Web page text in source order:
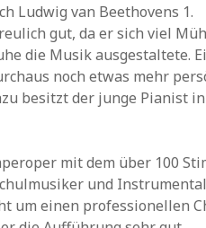
Ludwig van Beethovens 1.
gut, da er sich viel
die Musik ausgestaltete.
noch etwas mehr
besitzt der junge Pianist
mit dem über 100
und
um einen professionellen